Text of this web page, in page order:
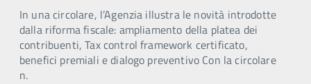
In una circolare, l’Agenzia illustra le novità introdotte
dalla riforma fiscale: ampliamento della platea dei
contribuenti, Tax control framework certificato,
benefici premiali e dialogo preventivo Con la circolare
n.